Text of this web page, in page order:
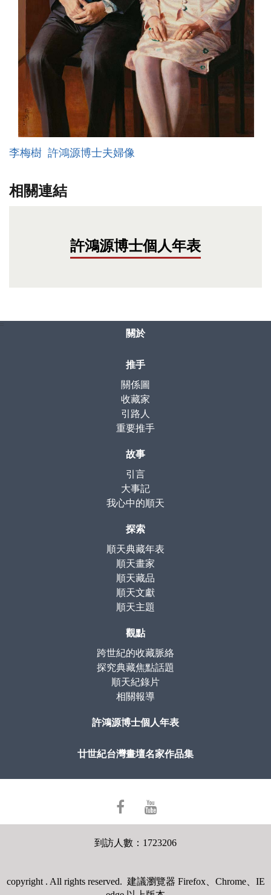
李梅樹 許鴻源博士夫婦像
相關連結
許鴻源博士個人年表
關於
推手
關係圖
收藏家
引路人
重要推手
故事
引言
大事記
我心中的順天
探索
順天典藏年表
順天畫家
順天藏品
順天文獻
順天主題
觀點
跨世紀的收藏脈絡
探究典藏焦點話題
順天紀錄片
相關報導
許鴻源博士個人年表
廿世紀台灣畫壇名家作品集
facebook
到訪人數：1723206
copyright . All rights reserved. 建議瀏覽器 Firefox、Chrome、IE